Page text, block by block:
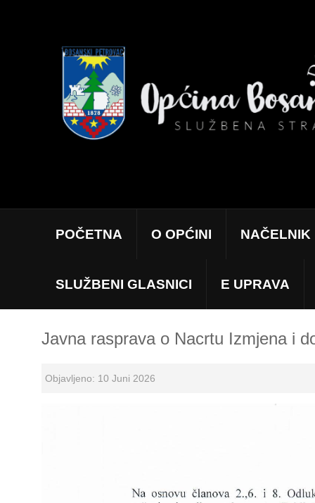
POČETNA O OPĆINI NAČELNIK
SLUŽBENI GLASNICI E UPRAVA
Javna rasprava o Nacrtu Izmjena i
Objavljeno: 10 Juni 2026